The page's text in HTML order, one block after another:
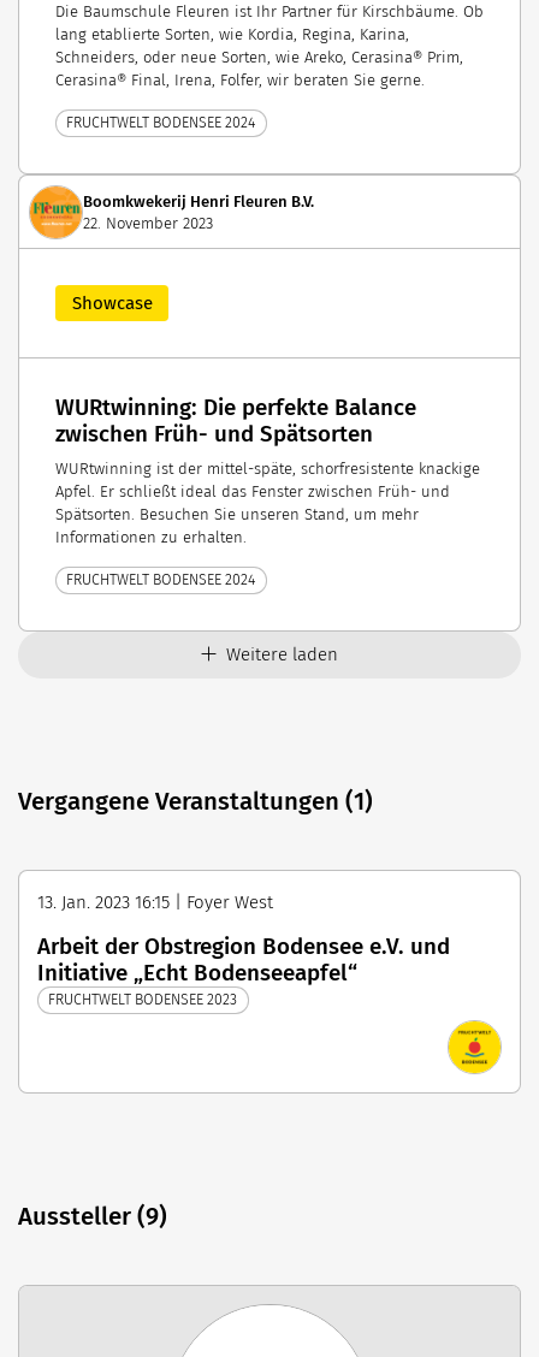
Die Baumschule Fleuren ist Ihr Partner für Kirschbäume. Ob
lang etablierte Sorten, wie Kordia, Regina, Karina,
Schneiders, oder neue Sorten, wie Areko, Cerasina® Prim,
Cerasina® Final, Irena, Folfer, wir beraten Sie gerne.
FRUCHTWELT BODENSEE 2024
Boomkwekerij Henri Fleuren B.V.
22. November 2023
Showcase
WURtwinning: Die perfekte Balance
zwischen Früh- und Spätsorten
WURtwinning ist der mittel-späte, schorfresistente knackige
Apfel. Er schließt ideal das Fenster zwischen Früh- und
Spätsorten. Besuchen Sie unseren Stand, um mehr
Informationen zu erhalten.
FRUCHTWELT BODENSEE 2024
Weitere laden
Vergangene Veranstaltungen (1)
13. Jan. 2023 16:15 | Foyer West
Arbeit der Obstregion Bodensee e.V. und
Initiative „Echt Bodenseeapfel“
FRUCHTWELT BODENSEE 2023
Aussteller (9)